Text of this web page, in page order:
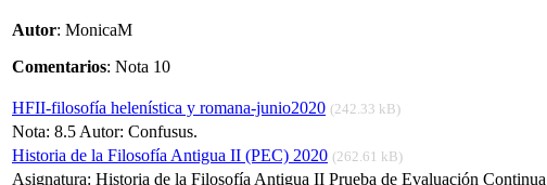
Autor: MonicaM
Comentarios: Nota 10
HFII-filosofía helenística y romana-junio2020 (242.33 kB)
Nota: 8.5 Autor: Confusus.
Historia de la Filosofía Antigua II (PEC) 2020 (262.61 kB)
Asignatura: Historia de la Filosofía Antigua II Prueba de Evaluación